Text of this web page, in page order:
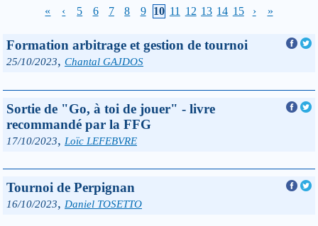
« ‹ 5 6 7 8 9 10 11 12 13 14 15 › »
Formation arbitrage et gestion de tournoi
25/10/2023, Chantal GAJDOS
Sortie de "Go, à toi de jouer" - livre
recommandé par la FFG
17/10/2023, Loïc LEFEBVRE
Tournoi de Perpignan
16/10/2023, Daniel TOSETTO